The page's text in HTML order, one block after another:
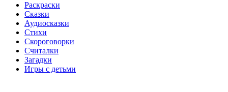
Раскраски
Сказки
Аудиосказки
Стихи
Скороговорки
Считалки
Загадки
Игры с детьми